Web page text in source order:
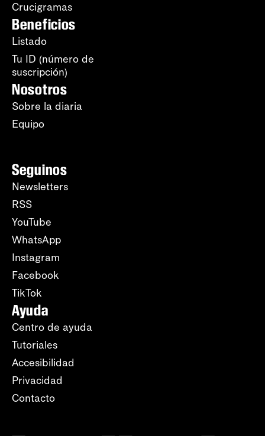
Crucigramas
Beneficios
Listado
Tu ID (número de
suscripción)
Nosotros
Sobre la diaria
Equipo
Seguinos
Newsletters
RSS
YouTube
WhatsApp
Instagram
Facebook
TikTok
Ayuda
Centro de ayuda
Tutoriales
Accesibilidad
Privacidad
Contacto